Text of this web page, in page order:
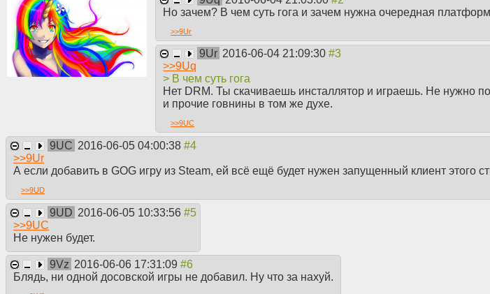
Но зачем? В чем суть гога и зачем нужна очередная
>>9Ur
9Ur 2016-06-04 21:09:30
>>9Uq
> В чем суть гога
Нет DRM. Ты скачиваешь инсталлятор и играешь. Не нужно
и прочие говнины в том же духе.
>>9UC
9UC 2016-06-05 04:00:38
>>9Ur
А если добавить в GOG игру из Steam, ей всё ещё будет нужен запущенный клиент этого
>>9UD
9UD 2016-06-05 10:33:56
>>9UC
Не нужен будет.
9Vz 2016-06-06 17:31:09
Блядь, ни одной досовской игры не добавил. Ну что за нахуй.